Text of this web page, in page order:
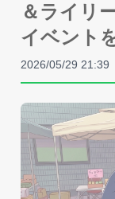
＆ライリ
イベント
2026/05/29 21:39